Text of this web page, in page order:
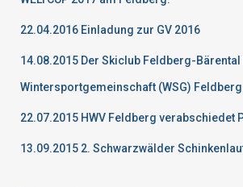
22.04.2016 Einladung zur GV 2016
14.08.2015 Der Skiclub Feldberg-
Wintersportgemeinschaft (WSG) Feldberg
22.07.2015 HWV Feldberg verabschiedet
13.09.2015 2. Schwarzwälder